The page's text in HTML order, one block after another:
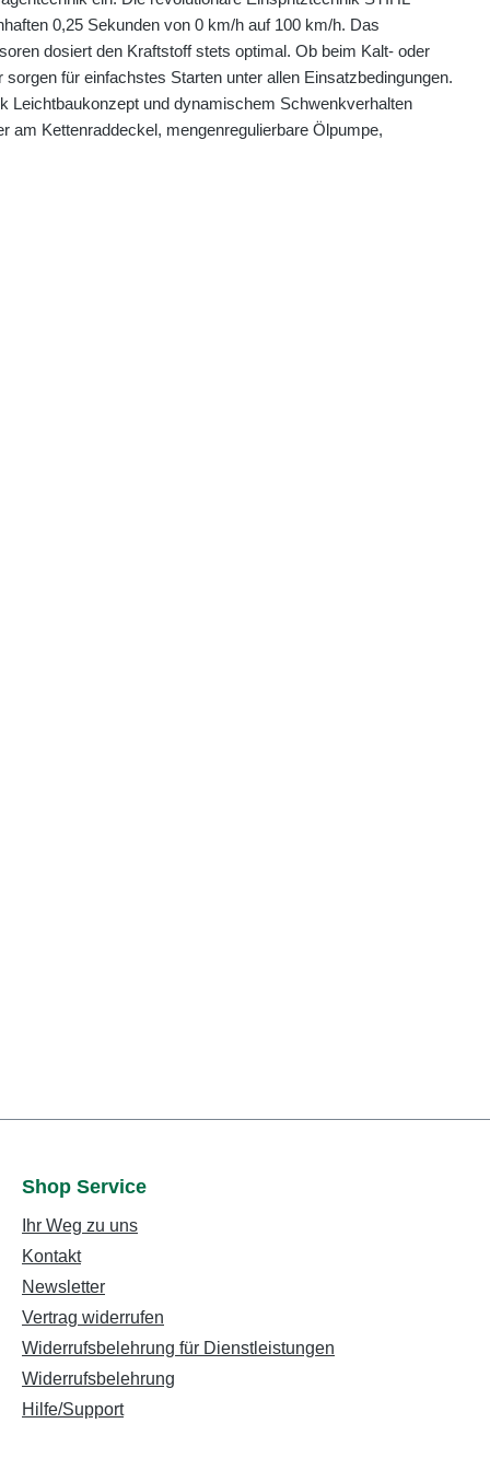
0,25 Sekunden von 0 km/h auf 100 km/h. Das
dosiert den Kraftstoff stets optimal. Ob beim Kalt- oder
für einfachstes Starten unter allen Einsatzbedingungen.
Leichtbaukonzept und dynamischem Schwenkverhalten
am Kettenraddeckel, mengenregulierbare Ölpumpe,
Shop Service
Ihr Weg zu uns
Kontakt
Newsletter
Vertrag widerrufen
Widerrufsbelehrung für Dienstleistungen
Widerrufsbelehrung
Hilfe/Support